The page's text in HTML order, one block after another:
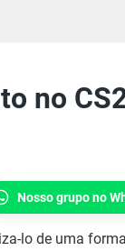
no
Nosso grupo no
lo de uma forma